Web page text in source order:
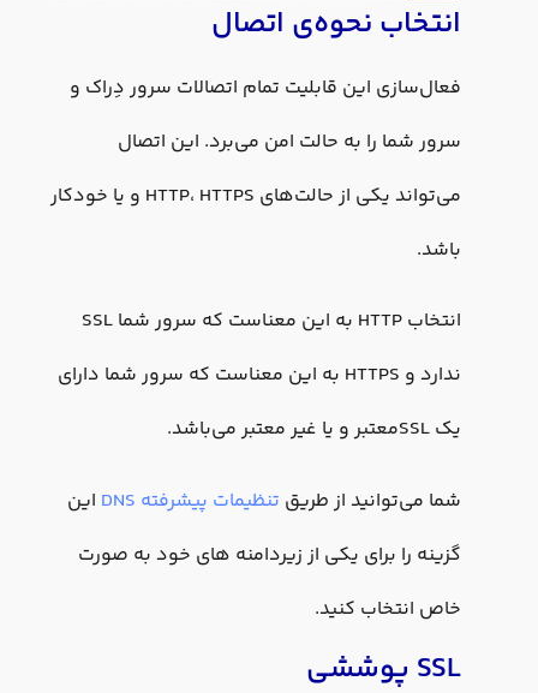
انتخاب نحوه‌ی اتصال
فعال‌سازی این قابلیت تمام اتصالات سرور دِراک و
سرور شما را به حالت امن می‌برد. این اتصال
می‌تواند یکی از حالت‌های HTTP، HTTPS و یا خودکار
باشد.
انتخاب HTTP به این معناست که سرور شما SSL
ندارد و HTTPS به این معناست که سرور شما دارای
یک SSLمعتبر و یا غیر معتبر می‌باشد.
شما می‌توانید از طریق تنظیمات پیشرفته DNS
این
گزینه را برای یکی از زیردامنه های خود به صورت
خاص انتخاب کنید.
SSL پوششی